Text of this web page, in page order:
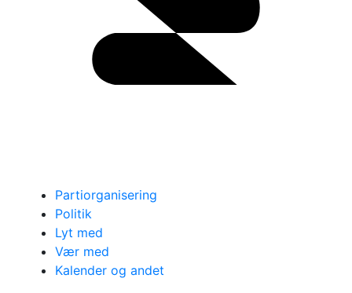
Partiorganisering
Politik
Lyt med
Vær med
Kalender og andet